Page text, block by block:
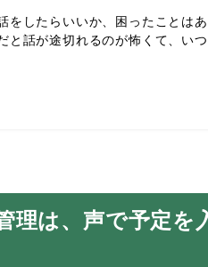
をしたらいいか、困ったことは
と話が途切れるのが怖くて、い
理は、声で予定